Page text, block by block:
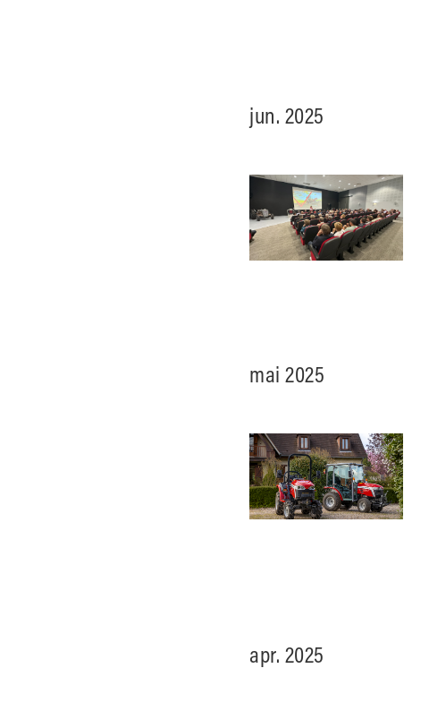
jun. 2025
mai 2025
apr. 2025